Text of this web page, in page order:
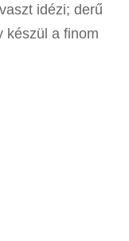
idézi; derű
készül a finom